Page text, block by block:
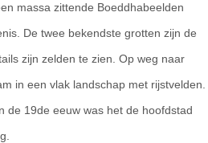
massa zittende Boeddhabeelden
De twee bekendste grotten zijn de
zijn zelden te zien. Op weg naar
in een vlak landschap met rijstvelden.
de 19de eeuw was het de hoofdstad